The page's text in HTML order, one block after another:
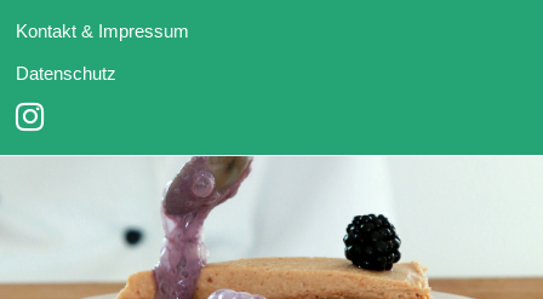
Kontakt & Impressum
Datenschutz